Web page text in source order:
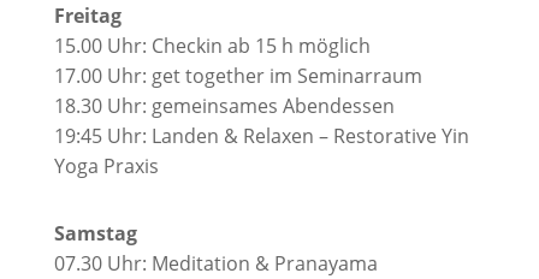
Freitag
15.00 Uhr: Checkin ab 15 h möglich
17.00 Uhr: get together im Seminarraum
18.30 Uhr: gemeinsames Abendessen
19:45 Uhr: Landen & Relaxen – Restorative Yin
Yoga Praxis
Samstag
07.30 Uhr: Meditation & Pranayama